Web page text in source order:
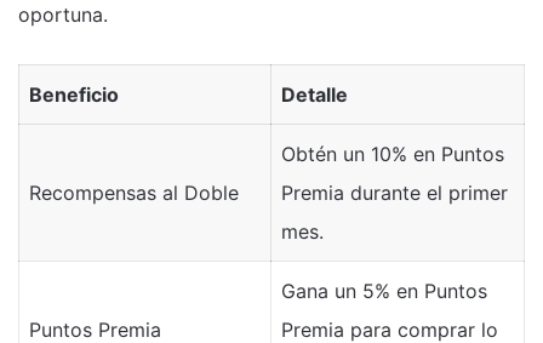
oportuna.
Beneficio Detalle
Recompensas al Doble
Obtén un 10% en Puntos
Premia durante el primer
mes.
Puntos Premia
Gana un 5% en Puntos
Premia para comprar lo